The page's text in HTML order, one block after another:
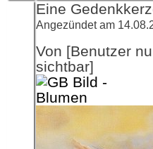
Eine
Angezündet am
Von [Benutzer
sichtbar]